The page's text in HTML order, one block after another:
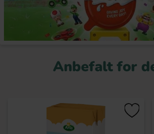
Anbefalt for